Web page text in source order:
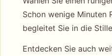
Schon wenige Minuten
begleitet Sie in die
Entdecken Sie auch